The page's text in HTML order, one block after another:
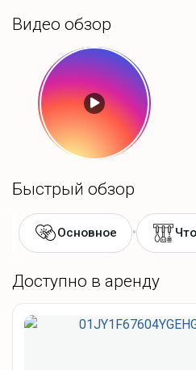
Видео обзор
Быстрый обзор
Основное •
Доступно в аренду